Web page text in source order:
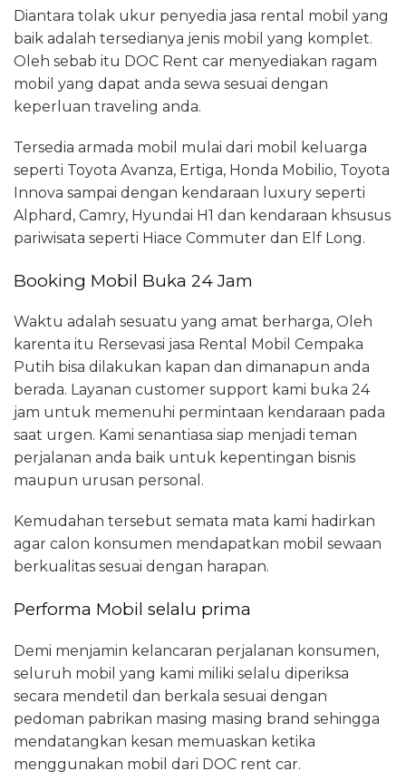
Diantara tolak ukur penyedia jasa rental mobil yang
baik adalah tersedianya jenis mobil yang komplet.
Oleh sebab itu DOC Rent car menyediakan ragam
mobil yang dapat anda sewa sesuai dengan
keperluan traveling anda.
Tersedia armada mobil mulai dari mobil keluarga
seperti Toyota Avanza, Ertiga, Honda Mobilio, Toyota
Innova sampai dengan kendaraan luxury seperti
Alphard, Camry, Hyundai H1 dan kendaraan khsusus
pariwisata seperti Hiace Commuter dan Elf Long.
Booking Mobil Buka 24 Jam
Waktu adalah sesuatu yang amat berharga, Oleh
karenta itu Rersevasi jasa Rental Mobil Cempaka
Putih bisa dilakukan kapan dan dimanapun anda
berada. Layanan customer support kami buka 24
jam untuk memenuhi permintaan kendaraan pada
saat urgen. Kami senantiasa siap menjadi teman
perjalanan anda baik untuk kepentingan bisnis
maupun urusan personal.
Kemudahan tersebut semata mata kami hadirkan
agar calon konsumen mendapatkan mobil sewaan
berkualitas sesuai dengan harapan.
Performa Mobil selalu prima
Demi menjamin kelancaran perjalanan konsumen,
seluruh mobil yang kami miliki selalu diperiksa
secara mendetil dan berkala sesuai dengan
pedoman pabrikan masing masing brand sehingga
mendatangkan kesan memuaskan ketika
menggunakan mobil dari DOC rent car.